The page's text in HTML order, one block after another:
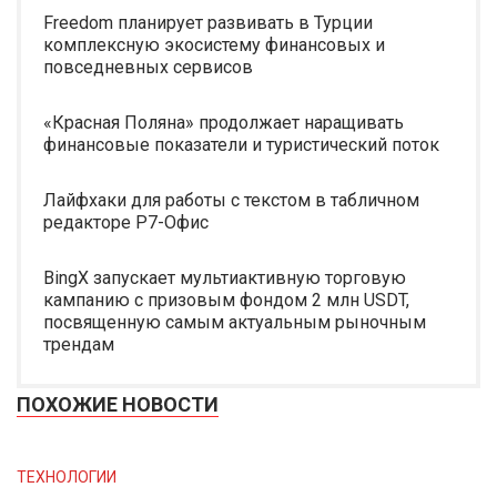
Freedom планирует развивать в Турции
комплексную экосистему финансовых и
повседневных сервисов
«Красная Поляна» продолжает наращивать
финансовые показатели и туристический поток
Лайфхаки для работы с текстом в табличном
редакторе Р7-Офис
BingX запускает мультиактивную торговую
кампанию с призовым фондом 2 млн USDT,
посвященную самым актуальным рыночным
трендам
ПОХОЖИЕ НОВОСТИ
ТЕХНОЛОГИИ